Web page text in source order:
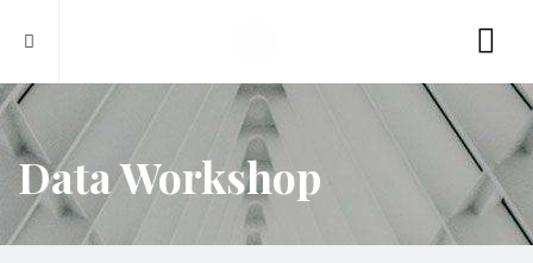
Data Workshop